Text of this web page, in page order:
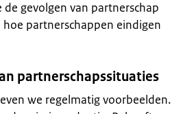
gevolgen van partnerschap
hoe partnerschappen eindigen
partnerschapssituaties
we regelmatig voorbeelden.